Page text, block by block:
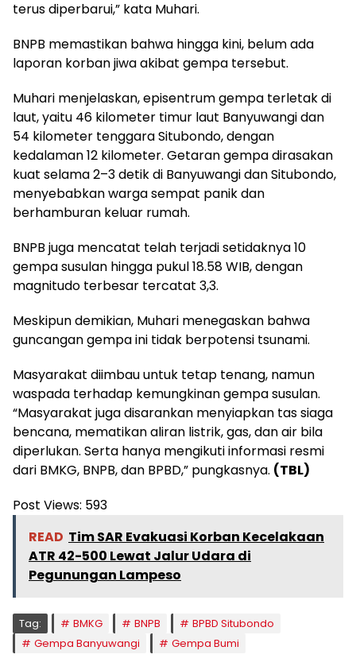
terus diperbarui,” kata Muhari.
BNPB memastikan bahwa hingga kini, belum ada
laporan korban jiwa akibat gempa tersebut.
Muhari menjelaskan, episentrum gempa terletak di
laut, yaitu 46 kilometer timur laut Banyuwangi dan
54 kilometer tenggara Situbondo, dengan
kedalaman 12 kilometer. Getaran gempa dirasakan
kuat selama 2–3 detik di Banyuwangi dan Situbondo,
menyebabkan warga sempat panik dan
berhamburan keluar rumah.
BNPB juga mencatat telah terjadi setidaknya 10
gempa susulan hingga pukul 18.58 WIB, dengan
magnitudo terbesar tercatat 3,3.
Meskipun demikian, Muhari menegaskan bahwa
guncangan gempa ini tidak berpotensi tsunami.
Masyarakat diimbau untuk tetap tenang, namun
waspada terhadap kemungkinan gempa susulan.
“Masyarakat juga disarankan menyiapkan tas siaga
bencana, mematikan aliran listrik, gas, dan air bila
diperlukan. Serta hanya mengikuti informasi resmi
dari BMKG, BNPB, dan BPBD,” pungkasnya. (TBL)
Post Views: 593
READ Tim SAR Evakuasi Korban Kecelakaan
ATR 42-500 Lewat Jalur Udara di
Pegunungan Lampeso
Tag: BMKG BNPB
BPBD Situbondo
Gempa Banyuwangi
Gempa Bumi